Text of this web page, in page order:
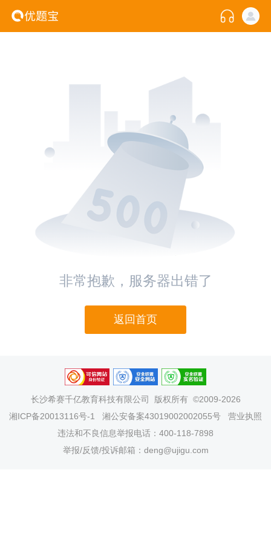
非常抱歉，服务器出错了
返回首页
长沙希赛千亿教育科技有限公司
版权所有 ©2009-2026
湘ICP备20013116号-1
湘公安备案43019002002055号
营业执照
违法和不良信息举报电话：400-118-7898
举报/反馈/投诉邮箱：deng@ujigu.com